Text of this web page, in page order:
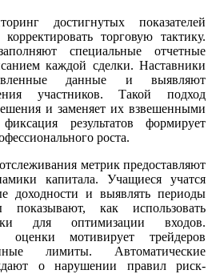
достигнутых показателей
торговую тактику.
специальные отчетные
каждой сделки. Наставники
данные и выявляют
участников. Такой подход
и заменяет их взвешенными
результатов формирует
роста.
метрик предоставляют
капитала. Учащиеся учатся
доходности и выявлять периоды
показывают, как использовать
для оптимизации входов.
оценки мотивирует трейдеров
лимиты. Автоматические
о нарушении правил риск-